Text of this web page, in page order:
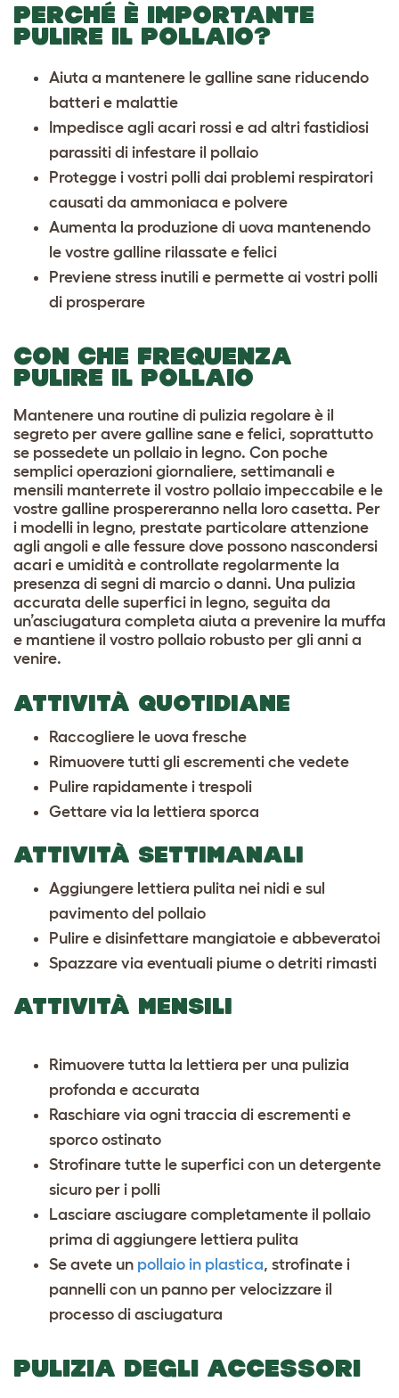
PERCHÉ È IMPORTANTE
PULIRE IL POLLAIO?
Aiuta a mantenere le galline sane riducendo
batteri e malattie
Impedisce agli acari rossi e ad altri fastidiosi
parassiti di infestare il pollaio
Protegge i vostri polli dai problemi respiratori
causati da ammoniaca e polvere
Aumenta la produzione di uova mantenendo
le vostre galline rilassate e felici
Previene stress inutili e permette ai vostri polli
di prosperare
CON CHE FREQUENZA
PULIRE IL POLLAIO
Mantenere una routine di pulizia regolare è il
segreto per avere galline sane e felici, soprattutto
se possedete un pollaio in legno. Con poche
semplici operazioni giornaliere, settimanali e
mensili manterrete il vostro pollaio impeccabile e le
vostre galline prospereranno nella loro casetta. Per
i modelli in legno, prestate particolare attenzione
agli angoli e alle fessure dove possono nascondersi
acari e umidità e controllate regolarmente la
presenza di segni di marcio o danni. Una pulizia
accurata delle superfici in legno, seguita da
un’asciugatura completa aiuta a prevenire la muffa
e mantiene il vostro pollaio robusto per gli anni a
venire.
ATTIVITÀ QUOTIDIANE
Raccogliere le uova fresche
Rimuovere tutti gli escrementi che vedete
Pulire rapidamente i trespoli
Gettare via la lettiera sporca
ATTIVITÀ SETTIMANALI
Aggiungere lettiera pulita nei nidi e sul
pavimento del pollaio
Pulire e disinfettare mangiatoie e abbeveratoi
Spazzare via eventuali piume o detriti rimasti
ATTIVITÀ MENSILI
Rimuovere tutta la lettiera per una pulizia
profonda e accurata
Raschiare via ogni traccia di escrementi e
sporco ostinato
Strofinare tutte le superfici con un detergente
sicuro per i polli
Lasciare asciugare completamente il pollaio
prima di aggiungere lettiera pulita
Se avete un pollaio in plastica, strofinate i
pannelli con un panno per velocizzare il
processo di asciugatura
PULIZIA DEGLI ACCESSORI